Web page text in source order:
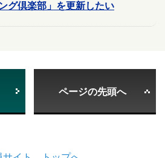
グ倶楽部」を更新したい
ページの先頭へ